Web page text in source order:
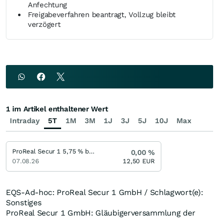
Anfechtung
Freigabeverfahren beantragt, Vollzug bleibt
verzögert
EQS-Ad-hoc: ProReal Secur 1 GmbH / Schlagwort(e):
Sonstiges
ProReal Secur 1 GmbH: Gläubigerversammlung der
Intraday 5T 1M 3M 1J 3J 5J 10J Max
1 im Artikel enthaltener Wert
ProReal Secur 1 5,75 % bis 12/24
07.08.26
0,00%
12,50 EUR